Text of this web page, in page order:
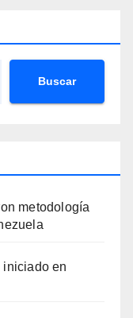
Buscar
metodología
en